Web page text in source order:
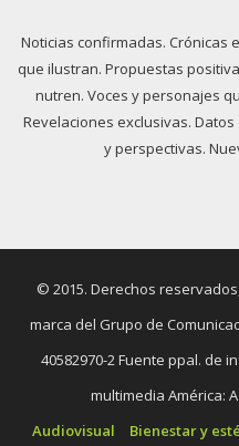
Noticias confirmadas. Crónicas
que ilustran. Propuestas
nutren. Voces y personajes
Revelaciones exclusivas.
y perspectivas.
© 2015. Derechos
marca del Grupo de
40582970-2 Fuente ppal. de
multimedia América:
Audiovisual
Bienestar y